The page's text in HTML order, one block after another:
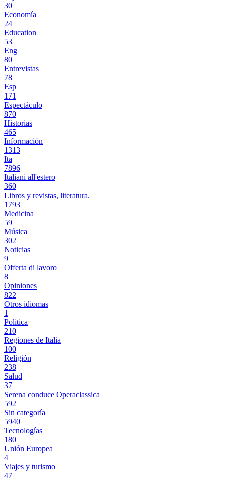
30
Economía
24
Education
53
Eng
80
Entrevistas
78
Esp
171
Espectáculo
870
Historias
465
Información
1313
Ita
7896
Italiani all'estero
360
Libros y revistas, literatura.
1793
Medicina
59
Música
302
Noticias
9
Offerta di lavoro
8
Opiniones
822
Otros idiomas
1
Politica
210
Regiones de Italia
100
Religión
238
Salud
37
Serena conduce Operaclassica
592
Sin categoría
5940
Tecnologías
180
Unión Europea
4
Viajes y turismo
47